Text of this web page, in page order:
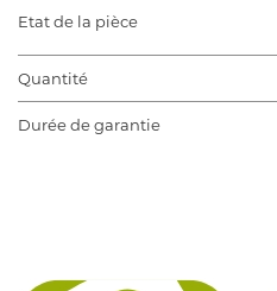
Etat de la pièce
Quantité
Durée de garantie